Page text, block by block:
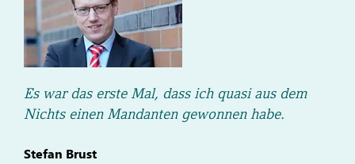
Es war das erste Mal, dass ich quasi aus dem
Nichts einen Mandanten gewonnen habe.
Stefan Brust